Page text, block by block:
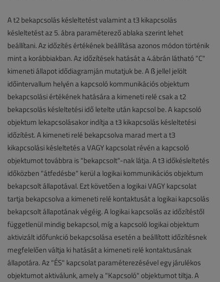
A t2 bekapcsolás késleltetést valamint a t3 kikapcsolás
késleltetést az 5. ábra paraméterező ablaka szerint lehet
beállítani. Az időzítés értékének beállítása azonos módon történik
mint a korábbiakban. Az időzítések hatását a 4.ábrán látható "C"
kimeneti állapot idődiagramján mutatjuk be. A ß jellel jelölt
időintervallum helyén a kapcsoló kommunikációs objektum
bekapcsolási értékének hatására a kimeneti relé csak a t2
bekapcsolás késleltetési idő letelte után kapcsol be. A kapcsoló
objektum lekapcsolásakor indítja a t3 kikapcsolás késleltetési
időzítést. A kimeneti relé bekapcsolva marad mert a t3
kikapcsolási késleltetés a VAGY kapcsolat révén a kapcsoló
objektumot továbbra is "bekapcsolt"-nak látja. A t3 időkésleltetés
időközben "átfedésbe" kerül a logikai kommunikációs objektum
bekapcsolt állapotával. Ezt követően a logikai VAGY kapcsolat
tartja bekapcsolva a kimeneti relé kontaktusát a logikai kapcsolás
bekapcsolt állapotának végéig. A logikai kapcsolás az időzítéstől
függetlenül mindig bekapcsol, míg a kapcsoló logikai objektum
aktivizált időfunkció bekapcsolása esetén a beállított időzítésnek
megfelelően váltja ki hatását a kimeneti relé kontaktusának
állapotára. Az "ÉS" kapcsolat paraméterezésével egy járulékos
objektumot aktiválunk, amely a "Kapcsoló" objektumot tiltja. A